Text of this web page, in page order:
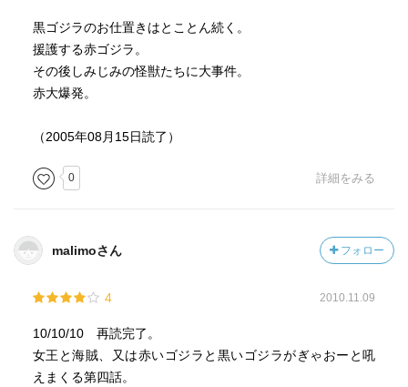
黒ゴジラのお仕置きはとことん続く。
援護する赤ゴジラ。
その後しみじみの怪獣たちに大事件。
赤大爆発。
（2005年08月15日読了）
0 詳細をみる
malimoさん フォロー
4 2010.11.09
10/10/10 再読完了。
女王と海賊、又は赤いゴジラと黒いゴジラがぎゃおーと吼
えまくる第四話。